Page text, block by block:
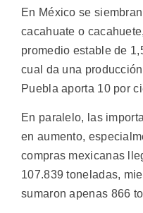
En México se
cacahuate o
promedio estable de
cual da una
Puebla aporta 10 por
En paralelo, las
en aumento,
compras mexicanas
107.839 toneladas,
sumaron apenas 866